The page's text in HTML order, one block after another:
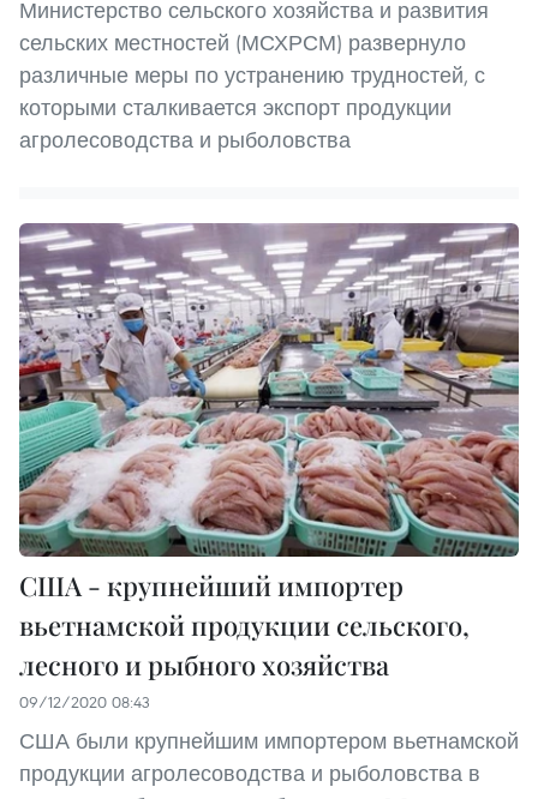
Министерство сельского хозяйства и развития
сельских местностей (МСХРСМ) развернуло
различные меры по устранению трудностей, с
которыми сталкивается экспорт продукции
агролесоводства и рыболовства
США - крупнейший импортер
вьетнамской продукции сельского,
лесного и рыбного хозяйства
09/12/2020 08:43
США были крупнейшим импортером вьетнамской
продукции агролесоводства и рыболовства в